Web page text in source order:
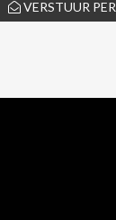
VERSTUUR